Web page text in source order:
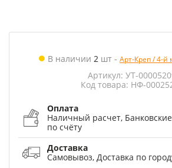
В наличии 2 шт - Арт-Креп / 4-й
Артикул: УТ-
Код товара: НФ-
Оплата
Наличный расчет,
по счёту
Доставка
Самовывоз, Доставка по